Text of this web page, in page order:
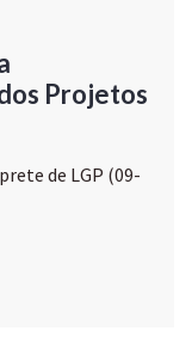
Projetos
de LGP (09-